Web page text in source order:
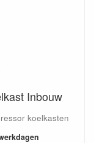
Inbouw
koelkasten